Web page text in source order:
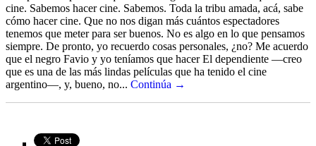
cine. Sabemos hacer cine. Sabemos. Toda la tribu amada, acá, sabe
cómo hacer cine. Que no nos digan más cuántos espectadores
tenemos que meter para ser buenos. No es algo en lo que pensamos
siempre. De pronto, yo recuerdo cosas personales, ¿no? Me acuerdo
que el negro Favio y yo teníamos que hacer El dependiente —creo
que es una de las más lindas películas que ha tenido el cine
argentino—, y, bueno, no... Continúa →